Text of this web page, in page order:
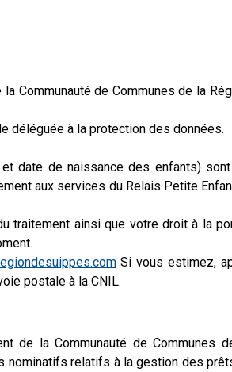
Communauté de Communes de la
déléguée à la protection des données.
date de naissance des enfants)
aux services du Relais Petite
traitement ainsi que votre droit à la
Si vous estimez,
postale à la CNIL.
de la Communauté de Communes
nominatifs relatifs à la gestion des